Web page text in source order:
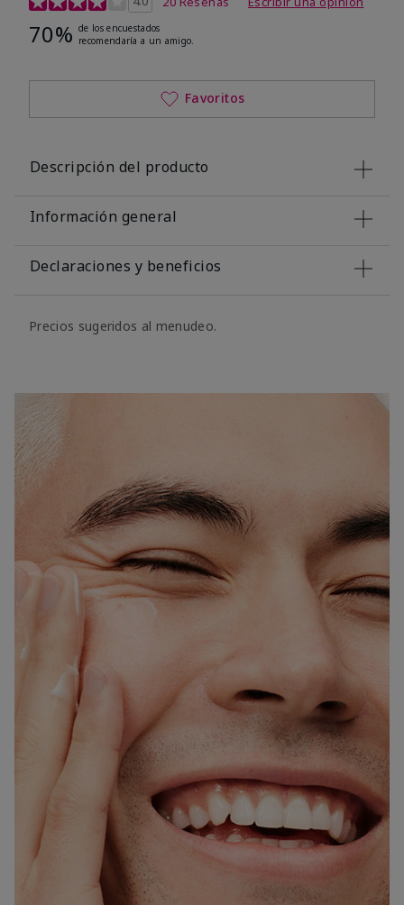
70% de los encuestados
recomendaría a un amigo.
Favoritos
Descripción del producto
Información general
Declaraciones y beneficios
Precios sugeridos al menudeo.